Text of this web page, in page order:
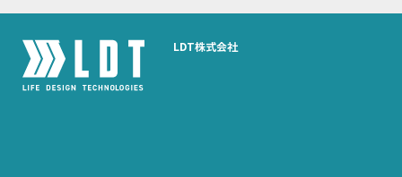
LDT株式会社